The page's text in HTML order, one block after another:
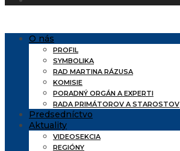
O nás
PROFIL
SYMBOLIKA
RAD MARTINA RÁZUSA
KOMISIE
PORADNÝ ORGÁN A EXPERTI
RADA PRIMÁTOROV A STAROSTOV
Predsedníctvo
Aktuality
VIDEOSEKCIA
REGIÓNY